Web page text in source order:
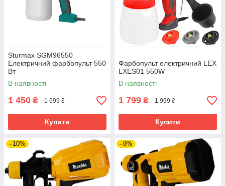
Sturmax SGM96550
Електричний фарбопульт 550
Вт
В наявності
1 450 ₴ 1 699 ₴
Купити
Фарбопульт електричний LEX
LXES01 550W
В наявності
1 799 ₴ 1 999 ₴
Купити
–10% –9%